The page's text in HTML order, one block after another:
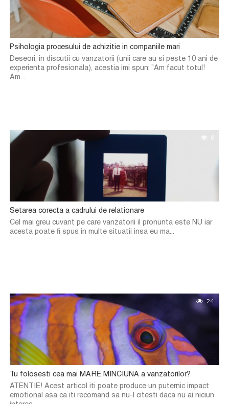
Psihologia procesului de achizitie in companiile mari
Deseori, in discutii cu vanzatorii (unii care au si peste 10 ani de
experienta profesionala), acestia imi spun: ”Am facut totul!
Am...
8
Setarea corecta a cadrului de relationare
Cel mai greu cuvant pe care vanzatorii il pronunta este NU iar
acesta poate fi spus in multe situatii insa eu ma...
24
Tu folosesti cea mai MARE MINCIUNA a vanzatorilor?
ATENTIE! Acest articol iti poate produce un puternic impact
emotional asa ca iti recomand sa nu-l citesti daca nu ai niciun